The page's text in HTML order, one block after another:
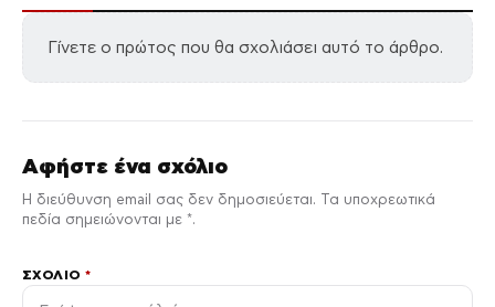
Γίνετε ο πρώτος που θα σχολιάσει αυτό το άρθρο.
Αφήστε ένα σχόλιο
Η διεύθυνση email σας δεν δημοσιεύεται. Τα υποχρεωτικά
πεδία σημειώνονται με *.
ΣΧΌΛΙΟ*